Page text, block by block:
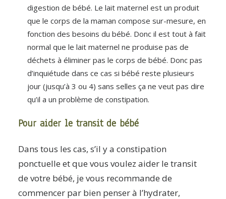
digestion de bébé. Le lait maternel est un produit
que le corps de la maman compose sur-mesure, en
fonction des besoins du bébé. Donc il est tout à fait
normal que le lait maternel ne produise pas de
déchets à éliminer pas le corps de bébé. Donc pas
d’inquiétude dans ce cas si bébé reste plusieurs
jour (jusqu’à 3 ou 4) sans selles ça ne veut pas dire
qu’il a un problème de constipation.
Pour aider le transit de bébé
Dans tous les cas, s’il y a constipation
ponctuelle et que vous voulez aider le transit
de votre bébé, je vous recommande de
commencer par bien penser à l’hydrater,